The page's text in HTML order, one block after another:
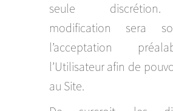
seule
modification sera
l’acceptation
l’Utilisateur afin de
au Site.